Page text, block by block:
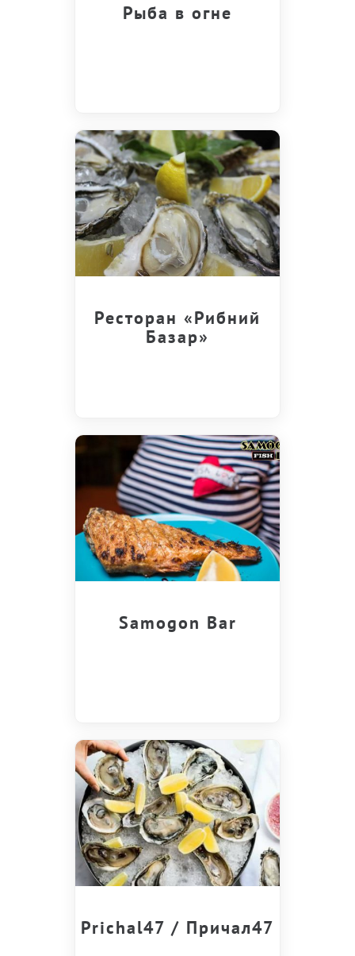
Рыба в огне
Ресторан «Рибний
Базар»
Samogon Bar
Prichal47 / Причал47